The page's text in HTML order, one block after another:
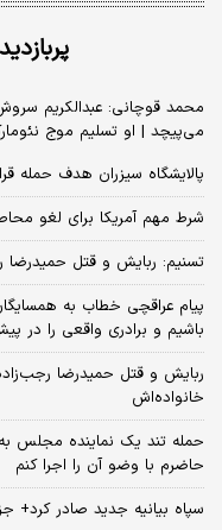
محمد قوچانی: عبدالکریم
می‌پیچد | او تسلیم موج
پالایشگاه سیزران هدف حمله
شرط مهم آمریکا برای لغو
تسنیم: ربایش و قتل
پیام عراقچی خطاب به
باشیم و برادری واقعی را در
ربایش و قتل حمیدرضا
خانواده‌اش
حمله تند یک نماینده مجلس
حاضرم با وضو آن را اجرا کنم
سپاه بیانیه جدید صادر کرد+